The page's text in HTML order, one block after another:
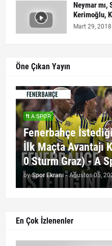
Neymar mı,
Kerimoğlu,
Mart 29, 2018
Öne Çıkan Yayın
A SPOR
Fenerbahçe
İlk Maçta Avantajı
0 Sturm Graz) - A
by Spor Ekranı - Ağustos 05,
En Çok İzlenenler